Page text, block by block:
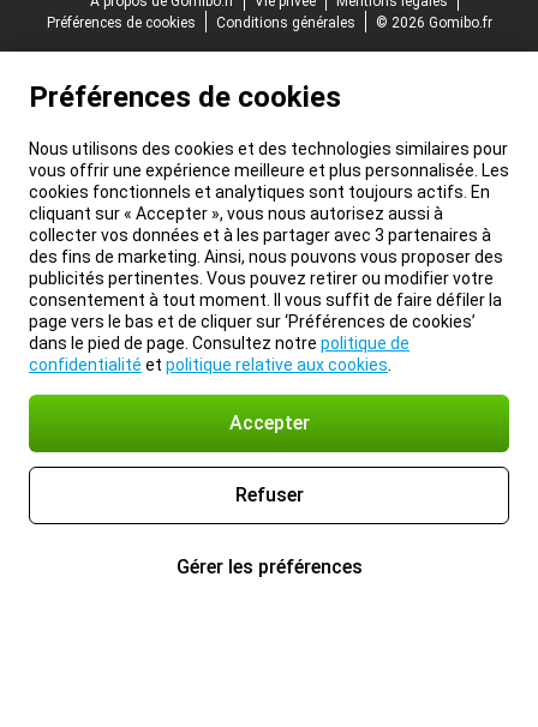
Préférences de cookies
Conditions générales © 2026 Gomibo.fr
Préférences de cookies
Nous utilisons des cookies et des technologies similaires pour
vous offrir une expérience meilleure et plus personnalisée. Les
cookies fonctionnels et analytiques sont toujours actifs. En
cliquant sur « Accepter », vous nous autorisez aussi à
collecter vos données et à les partager avec 3 partenaires à
des fins de marketing. Ainsi, nous pouvons vous proposer des
publicités pertinentes. Vous pouvez retirer ou modifier votre
consentement à tout moment. Il vous suffit de faire défiler la
page vers le bas et de cliquer sur ‘Préférences de cookies’
dans le pied de page. Consultez notre politique de
confidentialité et politique relative aux cookies
Accepter
Refuser
Gérer les préférences